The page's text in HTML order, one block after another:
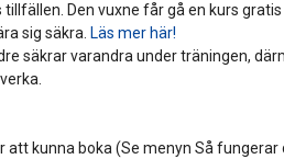
Den vuxne får gå en kurs gratis
sig säkra. Läs mer här!
säkrar varandra under träningen,
att kunna boka (Se menyn Så fungerar